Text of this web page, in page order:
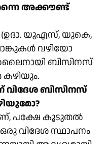
അക്കൗണ്ട്
(ഉദാ. യുഎസ്, യുകെ,
വഴിയോ
ബിസിനസ്
വിദേശ ബിസിനസ്
പക്ഷേ കൂടുതൽ
വിദേശ സ്ഥാപനം